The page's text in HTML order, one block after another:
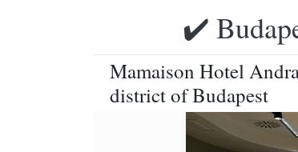
✔️
Mamaison Hotel
district of Budapest